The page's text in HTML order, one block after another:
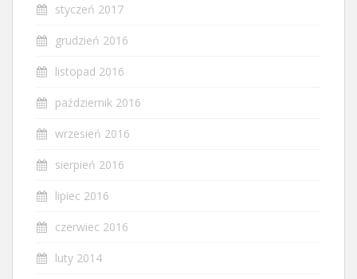
styczeń 2017
grudzień 2016
listopad 2016
październik 2016
wrzesień 2016
sierpień 2016
lipiec 2016
czerwiec 2016
luty 2014